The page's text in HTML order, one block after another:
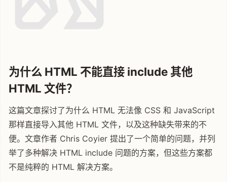
为什么 HTML 不能直接 include 其他
HTML 文件？
这篇文章探讨了为什么 HTML 无法像 CSS 和 JavaScript
那样直接导入其他 HTML 文件，以及这种缺失带来的不
便。文章作者 Chris Coyier 提出了一个简单的问题，并列
举了多种解决 HTML include 问题的方案，但这些方案都
不是纯粹的 HTML 解决方案。